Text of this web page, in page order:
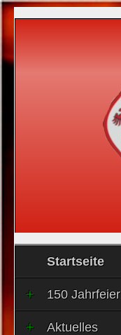
Startseite
150 Jahrfeier
Aktuelles